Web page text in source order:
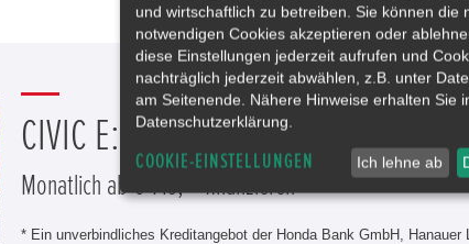
CIVIC E:HEV ELEGANCE
Monatlich ab € 149,-* finanzieren
* Ein unverbindliches Kreditangebot der Honda Bank GmbH,
und wirtschaftlich zu betreiben. Sie können die
notwendigen Cookies akzeptieren oder
diese Einstellungen jederzeit aufrufen und
nachträglich jederzeit abwählen, z.B. unter
am Seitenende. Nähere Hinweise erhalten Sie
Datenschutzerklärung.
COOKIE-EINSTELLUNGEN Ich lehne ab